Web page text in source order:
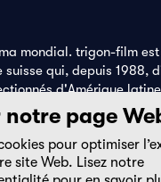
mondial. trigon-film
qui, depuis 1988,
d'Amérique
de l'Est, dans les salles
DVD et sur la
page
pour optimiser
site Web. Lisez notre